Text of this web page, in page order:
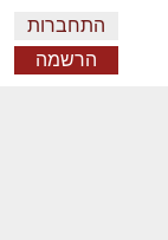
התחברות
הרשמה